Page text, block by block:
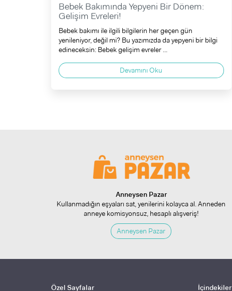
Bebek Bakımında Yepyeni Bir Dönem:
Gelişim Evreleri!
Bebek bakımı ile ilgili bilgilerin her geçen gün
yenileniyor, değil mi? Bu yazımızda da yepyeni bir bilgi
edineceksin: Bebek gelişim evreler ...
Devamını Oku
Anneysen Pazar
Kullanmadığın eşyaları sat, yenilerini kolayca al. Anneden
anneye komisyonsuz, hesaplı alışveriş!
Anneysen Pazar
Özel Sayfalar İçindekiler